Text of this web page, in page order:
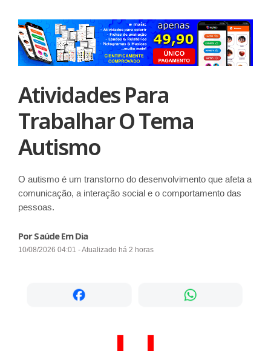
Atividades Para
Trabalhar O Tema
Autismo
O autismo é um transtorno do desenvolvimento que afeta a
comunicação, a interação social e o comportamento das
pessoas.
Por Saúde Em Dia
10/08/2026 04:01 - Atualizado há 2 horas